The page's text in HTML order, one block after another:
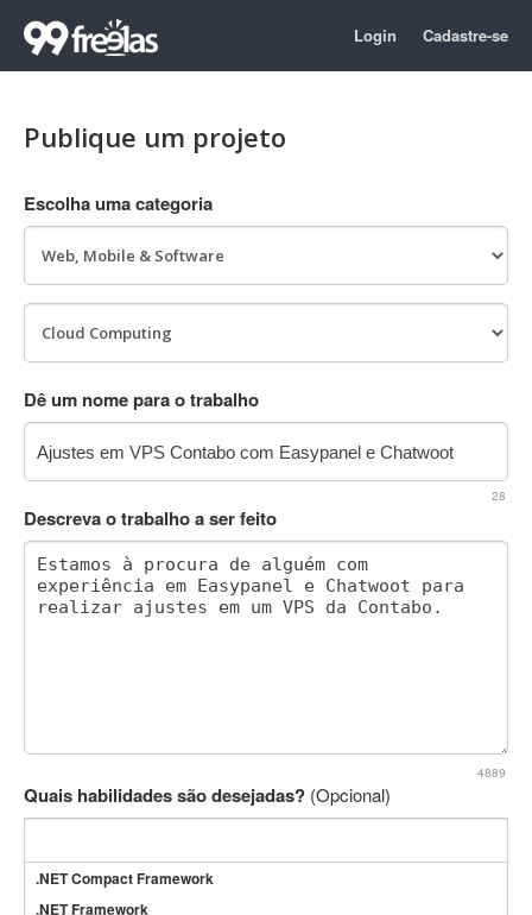
Login Cadastre-se
Publique um projeto
Escolha uma categoria
Dê um nome para o trabalho
28
Descreva o trabalho a ser feito
4889
Quais habilidades são desejadas? (Opcional)
.NET Compact Framework
.NET Framework